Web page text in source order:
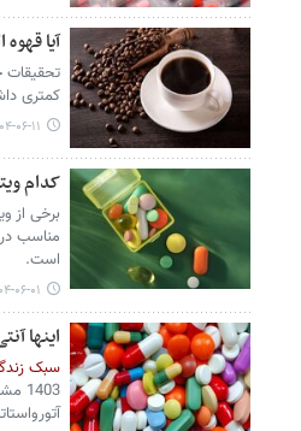
آیا
تحقیقات
کمتری
۱۴۰۴-۰۶-۱۱
کدام
برخی از
مناسب
است.
۱۴۰۴-۰۶-۰۱
اینها
سبک
آتورواستاتین 20، قرص لوزارتان 25 و قرص